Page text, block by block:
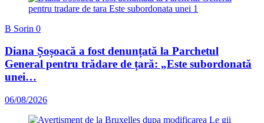
B Sorin 0
Diana Șoșoacă a fost denunțată la Parchetul
General pentru trădare de țară: „Este subordonată
unei…
06/08/2026